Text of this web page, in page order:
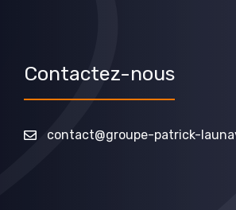
Contactez-nous
contact@groupe-patrick-